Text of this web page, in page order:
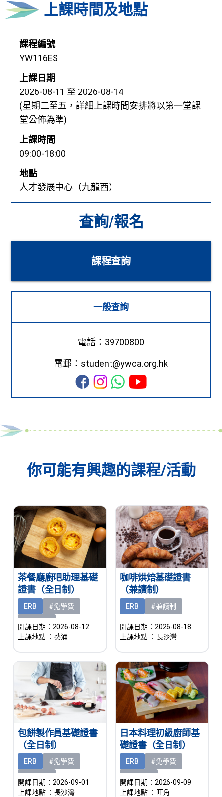
上課時間及地點
課程編號
YW116ES
上課日期
2026-08-11 至 2026-08-14
(星期二至五，詳細上課時間安排將以第一堂課
堂公佈為準)
上課時間
09:00-18:00
地點
人才發展中心（九龍西）
查詢/報名
課程查詢
一般查詢
電話：39700800
電郵：student@ywca.org.hk
你可能有興趣的課程/活動
茶餐廳廚吧助理基礎
證書（全日制）
ERB
#免學費
#有津貼
開課日期：2026-08-12
上課地點 ：葵涌
咖啡烘焙基礎證書
（兼讀制）
ERB #兼讀制
開課日期：2026-08-18
上課地點 ：長沙灣
包餅製作員基礎證書
（全日制）
ERB
#免學費
#有津貼
開課日期：2026-09-01
上課地點 ：長沙灣
日本料理初級廚師基
礎證書（全日制）
ERB
#免學費
#有津貼
開課日期：2026-09-09
上課地點 ：旺角